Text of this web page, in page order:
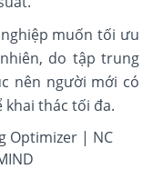
muốn tối ưu
do tập trung
nên người mới có
thác tối đa.